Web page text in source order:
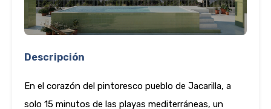
Descripción
En el corazón del pintoresco pueblo de Jacarilla, a
solo 15 minutos de las playas mediterráneas, un